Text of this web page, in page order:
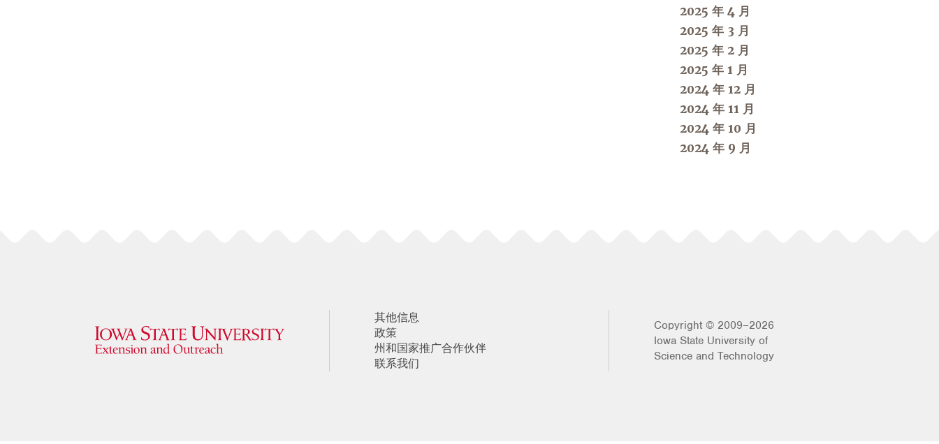
2025 年 4 月
2025 年 3 月
2025 年 2 月
2025 年 1 月
2024 年 12 月
2024 年 11 月
2024 年 10 月
2024 年 9 月
其他信息
政策
州和国家推广合作伙伴
联系我们
Copyright © 2009–2026
Iowa State University of
Science and Technology